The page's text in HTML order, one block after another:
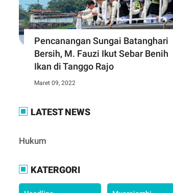
Pencanangan Sungai Batanghari
Bersih, M. Fauzi Ikut Sebar Benih
Ikan di Tanggo Rajo
Maret 09, 2022
LATEST NEWS
Hukum
KATERGORI